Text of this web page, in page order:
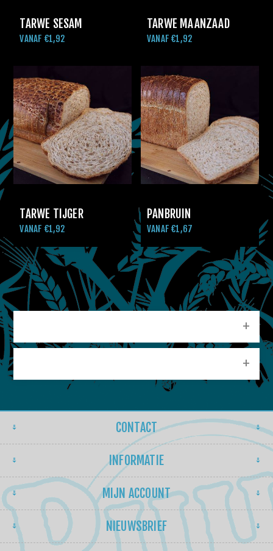
TARWE SESAM
VANAF €1,92
TARWE MAANZAAD
VANAF €1,92
TARWE TIJGER
VANAF €1,92
PANBRUIN
VANAF €1,67
CONTACT
INFORMATIE
MIJN ACCOUNT
NIEUWSBRIEF